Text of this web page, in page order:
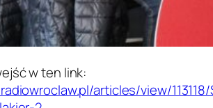
w ten link:
articles/view/